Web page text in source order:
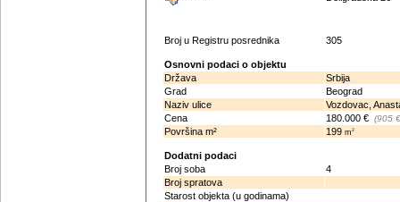
Broj u Registru posrednika 305
Osnovni podaci o objektu
Država
Srbija
Grad
Beograd
Naziv ulice
Vozdovac,
Cena
180.000 € (905
Površina m² 199 m2
Dodatni podaci
Broj soba
4
Broj spratova
Starost objekta (u godinama)